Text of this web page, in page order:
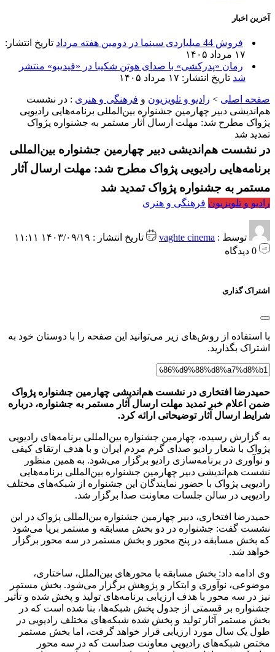
آخرین اخبار
فروش 44 میلیاردی سینما در دومین هفته مرداد
تاریخ انتشار:
۱۷ مرداد ۱۴۰۵
رمان «پدرکشی» با صدای هوتن شکیبا در «فیدیبو» منتشر
شد تاریخ انتشار: ۱۷ مرداد ۱۴۰۵
صفحه اصلی > رادیو و تلویزیون و فرهنگی و هنری : در نشست
هم‌اندیشی دبیر چهارمین جشنواره بین‌المللی برنامه‌هایی رادیویی
پژواک مطرح شد: مهلت ارسال آثار مستمر به جشنواره پژواک
تمدید شد
در نشست هم‌اندیشی دبیر چهارمین جشنواره بین‌المللی
برنامه‌هایی رادیویی پژواک مطرح شد: مهلت ارسال آثار
مستمر به جشنواره پژواک تمدید شد
رادیو و تلویزیون فرهنگی و هنری
توسط : vaghte cinema
تاریخ انتشار : ۱۴۰۳/۰۹/۱۹ ۱۱:۱۱
اشتراک گذاری
با استفاده از روش‌های زیر می‌توانید این صفحه را با دوستان خود به
اشتراک بگذارید.
حمیدرضا افتخاری در نشست هم‌اندیشی چهارمین جشنواره پژواک
ضمن اعلام خبر تمدید مهلت ارسال آثار مستمر به جشنواره، درباره
شرایط ارسال آثار توضیحاتی ارائه کرد.
به گزارش رسیده، چهارمین جشنواره بین‌المللی برنامه‌های رادیویی
پژواک با شعار رادیو صدای گرم مردم ایران و با هدف ارتقای کیفی
و نوآوری در برنامه‌سازی رادیو برگزار می‌شود. به همین منظور
نشست هم‌اندیشی دبیر چهارمین جشنواره بین‌المللی برنامه‌هایی
رادیویی پژواک با حضور نمایندگان این جشنواره از شبکه‌های مختلف
رادیویی در سالن جلسات معاونت صدا برگزار شد.
حمیدرضا افتخاری، دبیر چهارمین جشنواره بین‌المللی پژواک در این
نشست گفت: جشنواره در دو بخش مسابقه و مستمر برپا می‌شود
که بخش مسابقه در پنج محور و بخش مستمر در سه محور برگزار
خواهد شد.
وی ادامه داد: بخش مسابقه با محورهای بین‌الملل، ساختاری،
موضوعی، نوآوری و ابتکار و پژوهش برگزار می‌شود. بخش مستمر
نیز در سه محور با هدف ارزیابی برنامه‌های تولید و پخش شده و تأثیر
جشنواره بر قسمتی از جدول پخش شبکه‌ها، بنا شده است که در
بخش مستمر آثار تولید و پخش شده شبکه‌های مختلف رادیویی در
طول یک سال مورد ارزیابی قرار خواهد گرفت، اما بخش مستمر
مختص شبکه‌های رادیویی معاونت صداست که در سه محور